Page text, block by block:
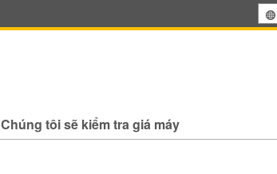
Chúng tôi sẽ kiểm tra giá máy